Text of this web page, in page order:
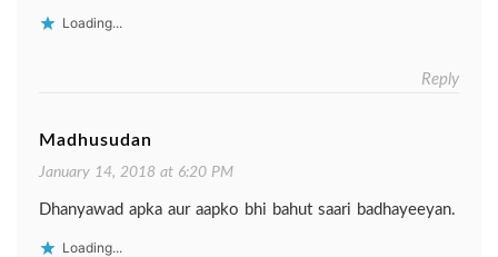
Loading...
Reply
Madhusudan
January 14, 2018 at 6:20 PM
Dhanyawad apka aur aapko bhi bahut saari badhayeeyan.
Loading...